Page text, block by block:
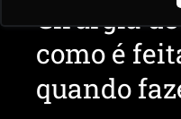
Cirurgia
como é
quando